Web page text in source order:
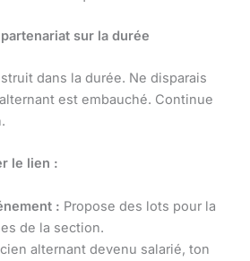
sur la durée
dans la durée. Ne disparais
est embauché. Continue
le lien :
: Propose des lots pour la
de la section.
alternant devenu salarié, ton